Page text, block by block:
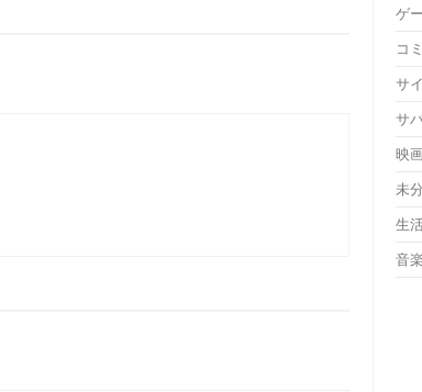
ゲ
コ
サ
サ
映
未
生
音楽